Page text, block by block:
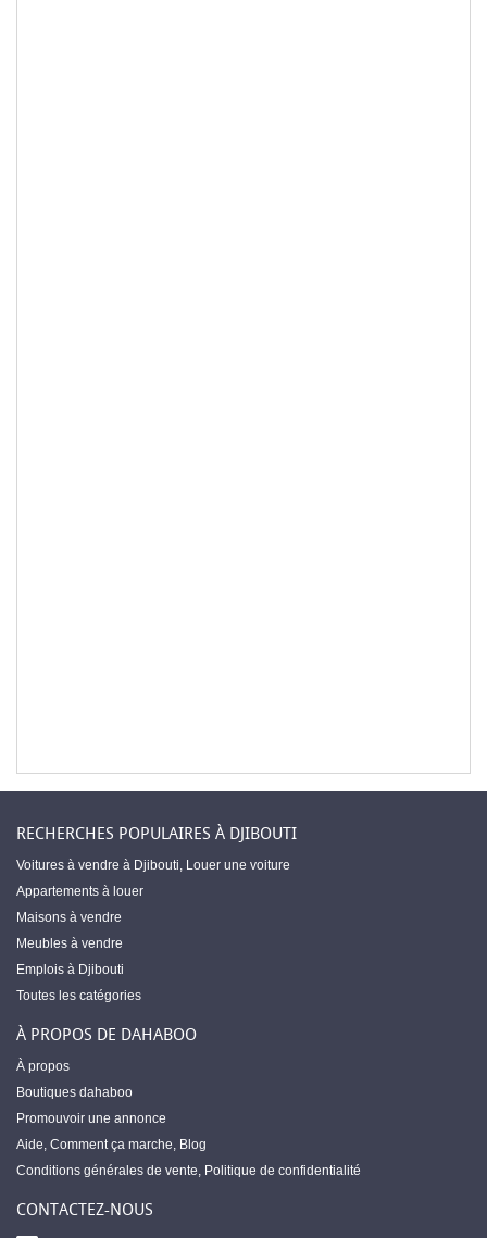
RECHERCHES POPULAIRES À DJIBOUTI
Voitures à vendre à Djibouti, Louer une voiture
Appartements à louer
Maisons à vendre
Meubles à vendre
Emplois à Djibouti
Toutes les catégories
À PROPOS DE DAHABOO
À propos
Boutiques dahaboo
Promouvoir une annonce
Aide, Comment ça marche, Blog
Conditions générales de vente, Politique de confidentialité
CONTACTEZ-NOUS